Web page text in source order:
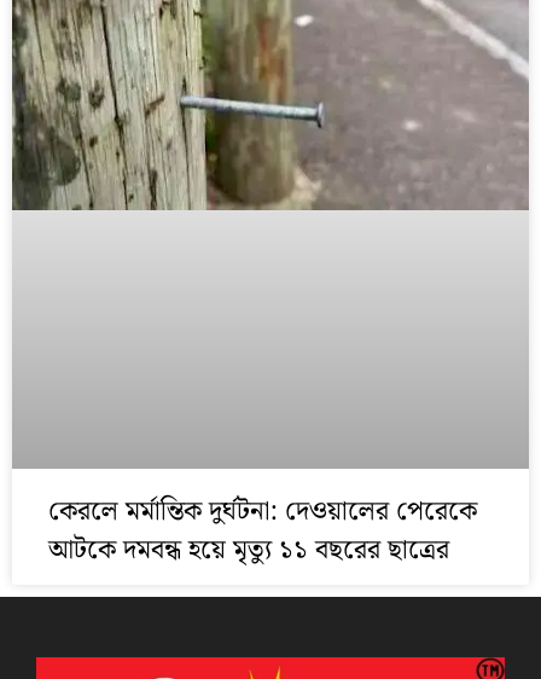
কেরলে মর্মান্তিক দুর্ঘটনা: দেওয়ালের পেরেকে
আটকে দমবন্ধ হয়ে মৃত্যু ১১ বছরের ছাত্রের